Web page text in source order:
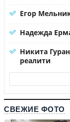
Егор
Надежда
Никита
реалити
СВЕЖИЕ ФОТО